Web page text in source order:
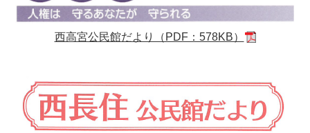
西高宮公民館だより（PDF：578KB）